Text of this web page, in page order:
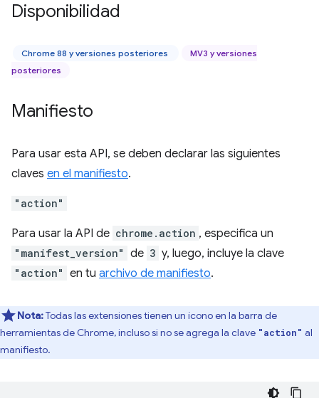
Disponibilidad
Chrome 88 y versiones posteriores
MV3 y versiones
posteriores
Manifiesto
Para usar esta API, se deben declarar las siguientes
claves en el manifiesto.
"action"
Para usar la API de chrome.action , especifica un
"manifest_version" de 3 y, luego, incluye la clave
"action" en tu archivo de manifiesto.
Nota:Todas las extensiones tienen un ícono en la barra de
herramientas de Chrome, incluso si no se agrega la clave "action" al
manifiesto.